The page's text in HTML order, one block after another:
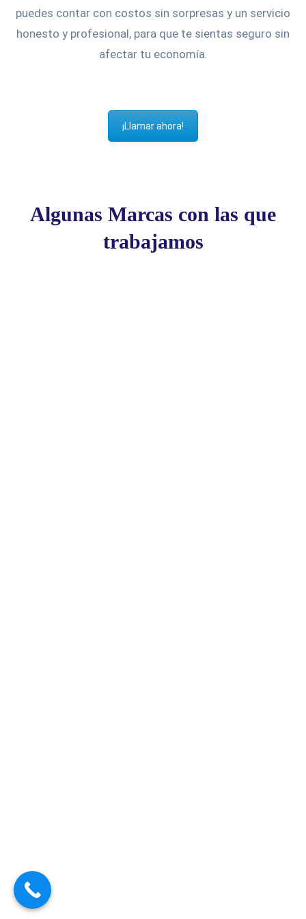
puedes contar con costos sin sorpresas y un servicio
honesto y profesional, para que te sientas seguro sin
afectar tu economía.
¡Llamar ahora!
Algunas Marcas con las que
trabajamos